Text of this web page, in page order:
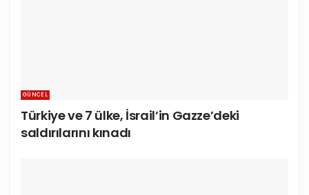
GÜNCEL
Türkiye ve 7 ülke, İsrail’in Gazze’deki
saldırılarını kınadı